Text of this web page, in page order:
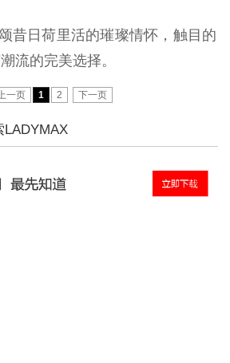
日荷里活的璀璨情怀，触目的
流的完美选择。
一页 1 2 下一页